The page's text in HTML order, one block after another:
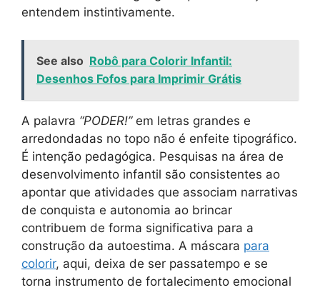
entendem instintivamente.
See also Robô para Colorir Infantil:
Desenhos Fofos para Imprimir Grátis
A palavra “PODER!”em letras grandes e
arredondadas no topo não é enfeite tipográfico.
É intenção pedagógica. Pesquisas na área de
desenvolvimento infantil são consistentes ao
apontar que atividades que associam narrativas
de conquista e autonomia ao brincar
contribuem de forma significativa para a
construção da autoestima. A máscara para
colorir, aqui, deixa de ser passatempo e se
torna instrumento de fortalecimento emocional